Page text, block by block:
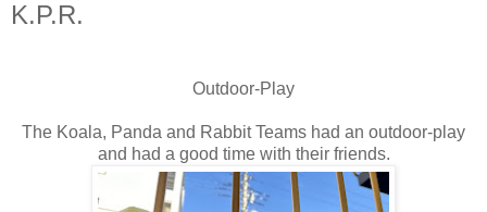
K.P.R.
Outdoor-Play
The Koala, Panda and Rabbit Teams had an outdoor-play
and had a good time with their friends.